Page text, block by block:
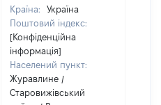
Країна:
Україна
Поштовий індекс:
[Конфіденційна
інформація]
Населений пункт:
Журавлине /
Старовижівський